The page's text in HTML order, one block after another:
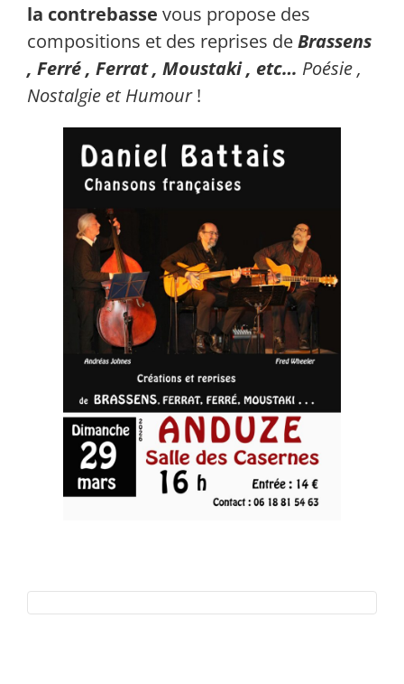
la contrebasse vous propose des
compositions et des reprises deBrassens
, Ferré , Ferrat , Moustaki , etc… Poésie ,
Nostalgie et Humour!